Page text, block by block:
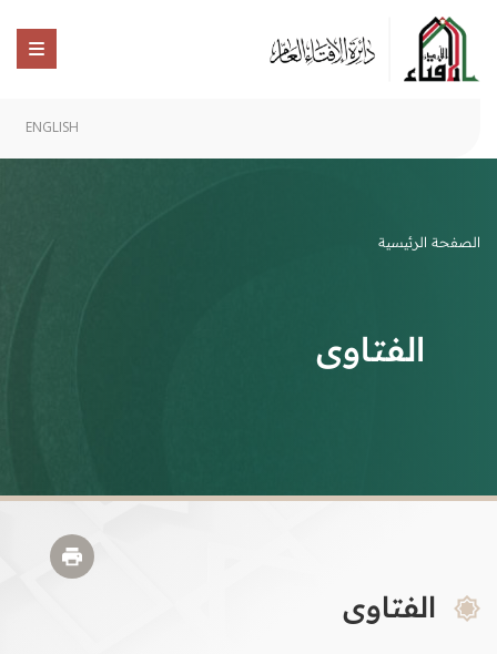
ENGLISH
الصفحة الرئيسية
الفتاوى
الفتاوى